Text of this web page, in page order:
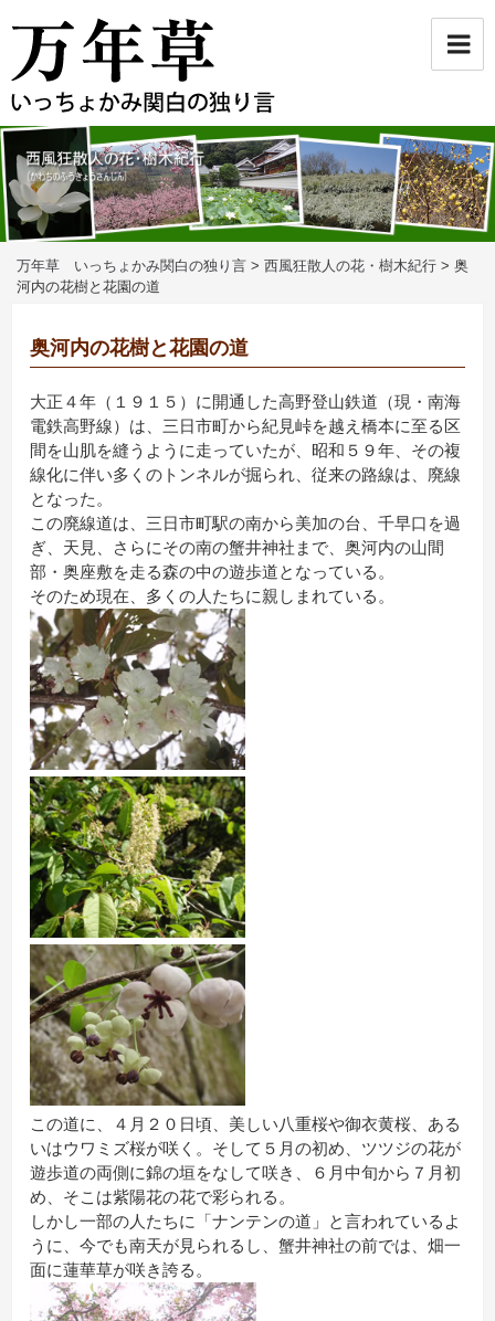
ン
ン
ツ
へ
ス
キ
ッ
プ
万年草 いっちょかみ関白の独り言 > 西風狂散人の花・樹木紀行 > 奥
河内の花樹と花園の道
奥河内の花樹と花園の道
大正４年（１９１５）に開通した高野登山鉄道（現・南海
電鉄高野線）は、三日市町から紀見峠を越え橋本に至る区
間を山肌を縫うように走っていたが、昭和５９年、その複
線化に伴い多くのトンネルが掘られ、従来の路線は、廃線
となった。
この廃線道は、三日市町駅の南から美加の台、千早口を過
ぎ、天見、さらにその南の蟹井神社まで、奥河内の山間
部・奥座敷を走る森の中の遊歩道となっている。
そのため現在、多くの人たちに親しまれている。
この道に、４月２０日頃、美しい八重桜や御衣黄桜、ある
いはウワミズ桜が咲く。そして５月の初め、ツツジの花が
遊歩道の両側に錦の垣をなして咲き、６月中旬から７月初
め、そこは紫陽花の花で彩られる。
しかし一部の人たちに「ナンテンの道」と言われているよ
うに、今でも南天が見られるし、蟹井神社の前では、畑一
面に蓮華草が咲き誇る。